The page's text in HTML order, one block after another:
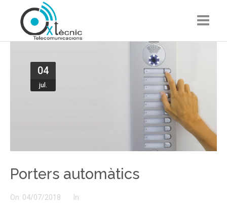
Antenes de TV
04
jul.
Porters automàtics
On: 04/07/2018 In: